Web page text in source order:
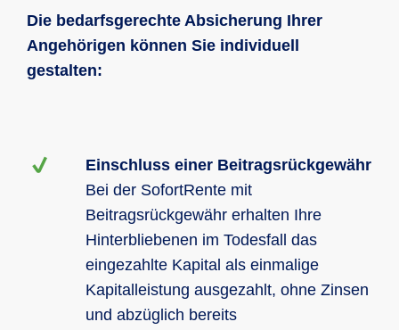
Die bedarfsgerechte Absicherung Ihrer
Angehörigen können Sie individuell
gestalten:
Einschluss einer Beitragsrückgewähr
Bei der SofortRente mit
Beitragsrückgewähr erhalten Ihre
Hinterbliebenen im Todesfall das
eingezahlte Kapital als einmalige
Kapitalleistung ausgezahlt, ohne Zinsen
und abzüglich bereits